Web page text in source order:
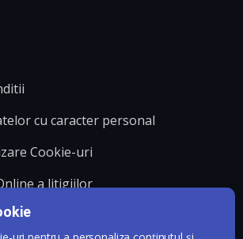
cu caracter personal
Cookie-uri
a litigiilor